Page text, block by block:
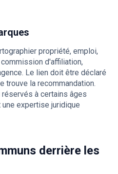
propriété, emploi,
d'affiliation,
Le lien doit être déclaré
trouve la recommandation.
à certains âges
expertise juridique
derrière les